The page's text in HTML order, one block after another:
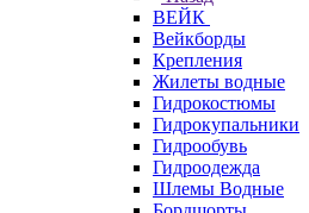
ВЕЙК
Вейкборды
Крепления
Жилеты водные
Гидрокостюмы
Гидрокупальники
Гидрообувь
Гидроодежда
Шлемы Водные